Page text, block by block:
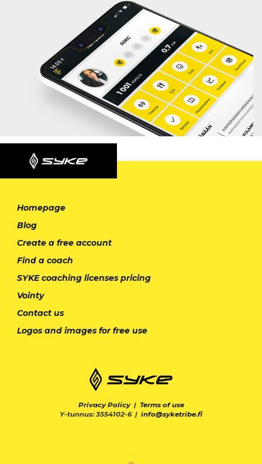
Homepage
Blog
Create a free account
Find a coach
SYKE coaching licenses pricing
Vointy
Contact us
Logos and images for free use
Privacy Policy| Terms of use
Y-tunnus: 3554102-6 | info@syketribe.fi